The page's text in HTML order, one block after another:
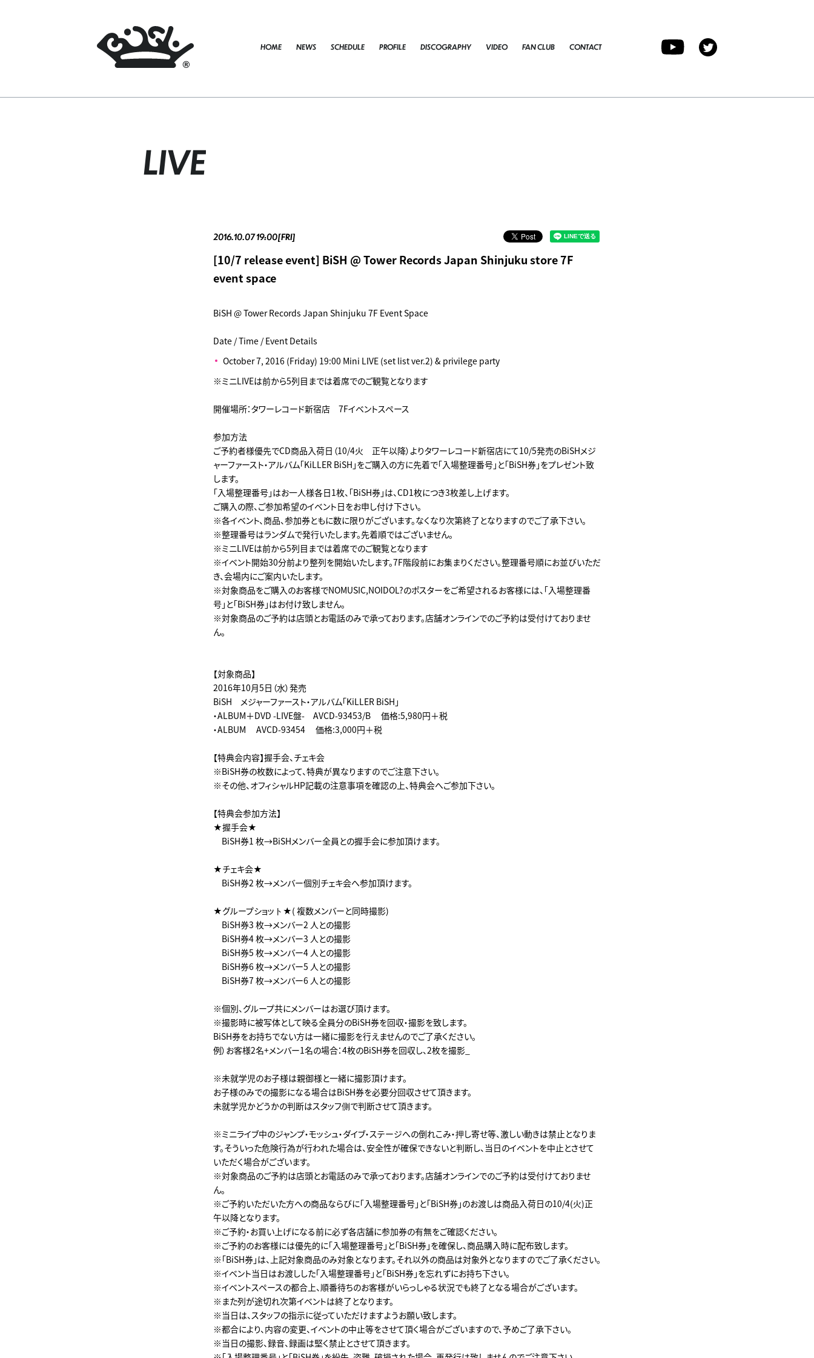
HOME NEWS SCHEDULE PROFILE DISCOGRAPHY VIDEO FAN CLUB CONTACT
LIVE
2016.10.07 19:00[FRI]
[10/7 release event] BiSH @ Tower Records Japan Shinjuku store 7F
event space
BiSH @ Tower Records Japan Shinjuku 7F Event Space
Date / Time / Event Details
October 7, 2016 (Friday) 19:00 Mini LIVE (set list ver.2) & privilege party
※ミニLIVEは前から5列目までは着席でのご観覧となります
開催場所：タワーレコード新宿店 7Fイベントスペース
参加方法
ご予約者様優先でCD商品入荷日（10/4火 正午以降）よりタワーレコード新宿店にて10/5発売のBiSHメジ
ャーファースト・アルバム「KiLLER BiSH」をご購入の方に先着で「入場整理番号」と「BiSH券」をプレゼント致
します。
「入場整理番号」はお一人様各日1枚、「BiSH券」は、CD1枚につき3枚差し上げます。
ご購入の際、ご参加希望のイベント日をお申し付け下さい。
※各イベント、商品、参加券ともに数に限りがございます。なくなり次第終了となりますのでご了承下さい。
※整理番号はランダムで発行いたします。先着順ではございません。
※ミニLIVEは前から5列目までは着席でのご観覧となります
※イベント開始30分前より整列を開始いたします。7F階段前にお集まりください。整理番号順にお並びいただ
き、会場内にご案内いたします。
※対象商品をご購入のお客様でNOMUSIC,NOIDOL?のポスターをご希望されるお客様には、「入場整理番
号」と「BiSH券」はお付け致しません。
※対象商品のご予約は店頭とお電話のみで承っております。店舗オンラインでのご予約は受付けておりませ
ん。
【対象商品】
2016年10月5日（水）発売
BiSH メジャーファースト・アルバム「KiLLER BiSH」
・ALBUM＋DVD -LIVE盤- AVCD-93453/B 価格:5,980円＋税
・ALBUM AVCD-93454 価格:3,000円＋税
【特典会内容】握手会、チェキ会
※BiSH券の枚数によって、特典が異なりますのでご注意下さい。
※その他、オフィシャルHP記載の注意事項を確認の上、特典会へご参加下さい。
【特典会参加方法】
★握手会★
BiSH券1 枚→BiSHメンバー全員との握手会に参加頂けます。
★チェキ会★
BiSH券2 枚→メンバー個別チェキ会へ参加頂けます。
★グループショット★( 複数メンバーと同時撮影)
BiSH券3 枚→メンバー2 人との撮影
BiSH券4 枚→メンバー3 人との撮影
BiSH券5 枚→メンバー4 人との撮影
BiSH券6 枚→メンバー5 人との撮影
BiSH券7 枚→メンバー6 人との撮影
※個別、グループ共にメンバーはお選び頂けます。
※撮影時に被写体として映る全員分のBiSH券を回収・撮影を致します。
BiSH券をお持ちでない方は一緒に撮影を行えませんのでご了承ください。
例）お客様2名+メンバー1名の場合：4枚のBiSH券を回収し、2枚を撮影_
※未就学児のお子様は親御様と一緒に撮影頂けます。
お子様のみでの撮影になる場合はBiSH券を必要分回収させて頂きます。
未就学児かどうかの判断はスタッフ側で判断させて頂きます。
※ミニライブ中のジャンプ・モッシュ・ダイブ・ステージへの倒れこみ・押し寄せ等、激しい動きは禁止となりま
す。そういった危険行為が行われた場合は、安全性が確保できないと判断し、当日のイベントを中止とさせて
いただく場合がございます。
※対象商品のご予約は店頭とお電話のみで承っております。店舗オンラインでのご予約は受付けておりませ
ん。
※ご予約いただいた方への商品ならびに「入場整理番号」と「BiSH券」のお渡しは商品入荷日の10/4(火)正
午以降となります。
※ご予約・お買い上げになる前に必ず各店舗に参加券の有無をご確認ください。
※ご予約のお客様には優先的に「入場整理番号」と「BiSH券」を確保し、商品購入時に配布致します。
※「BiSH券」は、上記対象商品のみ対象となります。それ以外の商品は対象外となりますのでご了承ください。
※イベント当日はお渡しした「入場整理番号」と「BiSH券」を忘れずにお持ち下さい。
※イベントスペースの都合上、順番待ちのお客様がいらっしゃる状況でも終了となる場合がございます。
※また列が途切れ次第イベントは終了となります。
※当日は、スタッフの指示に従っていただけますようお願い致します。
※都合により、内容の変更、イベントの中止等をさせて頂く場合がございますので、予めご了承下さい。
※当日の撮影、録音、録画は堅く禁止とさせて頂きます。